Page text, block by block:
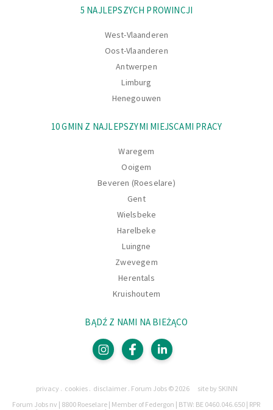
5 NAJLEPSZYCH PROWINCJI
West-Vlaanderen
Oost-Vlaanderen
Antwerpen
Limburg
Henegouwen
10 GMIN Z NAJLEPSZYMI MIEJSCAMI PRACY
Waregem
Ooigem
Beveren (Roeselare)
Gent
Wielsbeke
Harelbeke
Luingne
Zwevegem
Herentals
Kruishoutem
BĄDŹ Z NAMI NA BIEŻĄCO
Prawnie
Strony
privacy cookies disclaimer Forum Jobs © 2026
site by SKINN
Forum Jobs nv | 8800 Roeselare | Member of Federgon | BTW: BE 0460.046.650 | RPR